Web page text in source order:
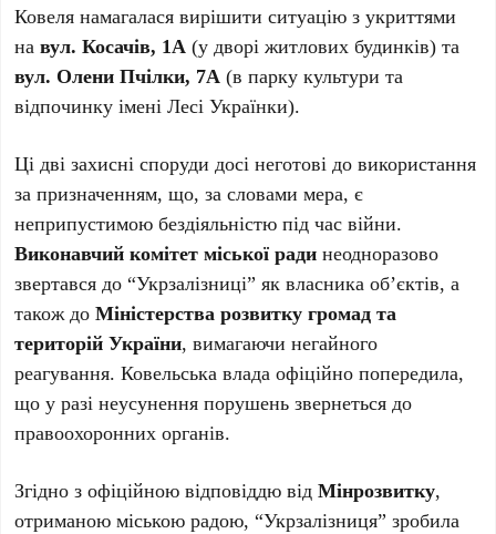
Ковеля намагалася вирішити ситуацію з укриттями
навул. Косачів, 1А (у дворі житлових будинків) та
вул. Олени Пчілки, 7А (в парку культури та
відпочинку імені Лесі Українки).
Ці дві захисні споруди досі неготові до використання
за призначенням, що, за словами мера, є
неприпустимою бездіяльністю під час війни.
Виконавчий комітет міської ради неодноразово
звертався до “Укрзалізниці” як власника об’єктів, а
також доМіністерства розвитку громад та
територій України, вимагаючи негайного
реагування. Ковельська влада офіційно попередила,
що у разі неусунення порушень звернеться до
правоохоронних органів.
Згідно з офіційною відповіддю відМінрозвитку,
отриманою міською радою, “Укрзалізниця” зробила